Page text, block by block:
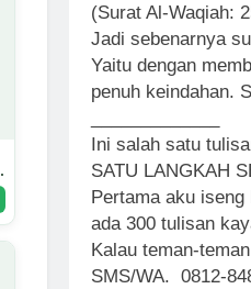
(Surat Al-Waqiah:
Jadi sebenarnya
Yaitu dengan
penuh keindahan.
Ini salah satu
SATU LANGKAH
Pertama aku
ada 300 tulisan
Kalau teman-
SMS/WA. 0812-